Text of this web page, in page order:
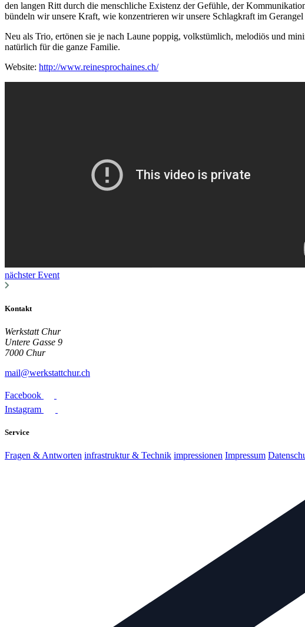
den langen Ritt durch die menschliche Existenz der Gefühle, der
bündeln wir unsere Kraft, wie konzentrieren wir unsere Schlagkraft im
Neu als Trio, ertönen sie je nach Laune poppig, volkstümlich, melodiös und
natürlich für die ganze Familie.
Website: http://www.reinesprochaines.ch/
nächster Event
Kontakt
Werkstatt Chur
Untere Gasse 9
7000 Chur
mail@werkstattchur.ch
Facebook
Instagram
Service
Fragen & Antworten infrastruktur & Technik impressionen Impressum